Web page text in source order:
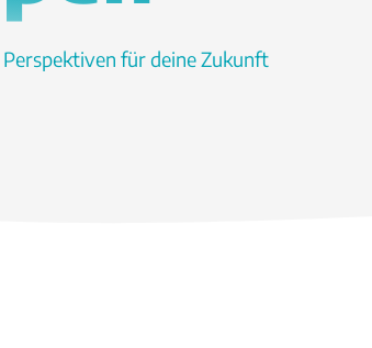
für deine Zukunft